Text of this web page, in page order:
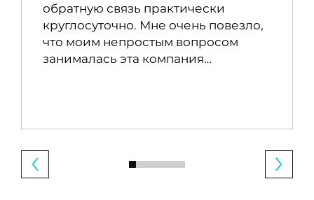
обратную связь практически
круглосуточно. Мне очень повезло,
что моим непростым вопросом
занималась эта компания…